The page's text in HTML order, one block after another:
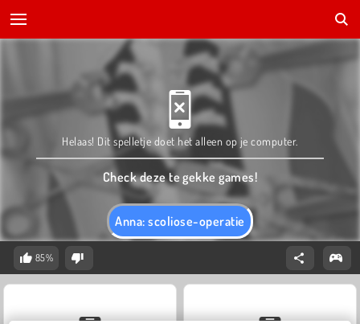
Anna: scoliose-operatie
Helaas! Dit spelletje doet het alleen op je computer.
Check deze te gekke games!
85%